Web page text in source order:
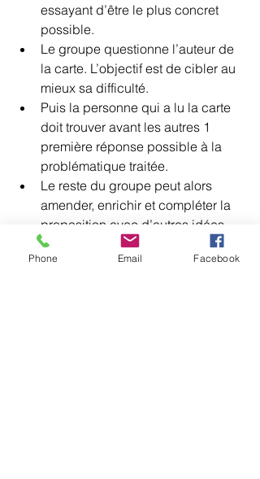
essayant d’être le plus concret
possible.
Le groupe questionne l’auteur de
la carte. L’objectif est de cibler au
mieux sa difficulté.
Puis la personne qui a lu la carte
doit trouver avant les autres 1
première réponse possible à la
problématique traitée.
Le reste du groupe peut alors
amender, enrichir et compléter la
proposition avec d’autres idées.
Puis les participants synthétisent
les réponses apportées au dos de
Phone Email Facebook